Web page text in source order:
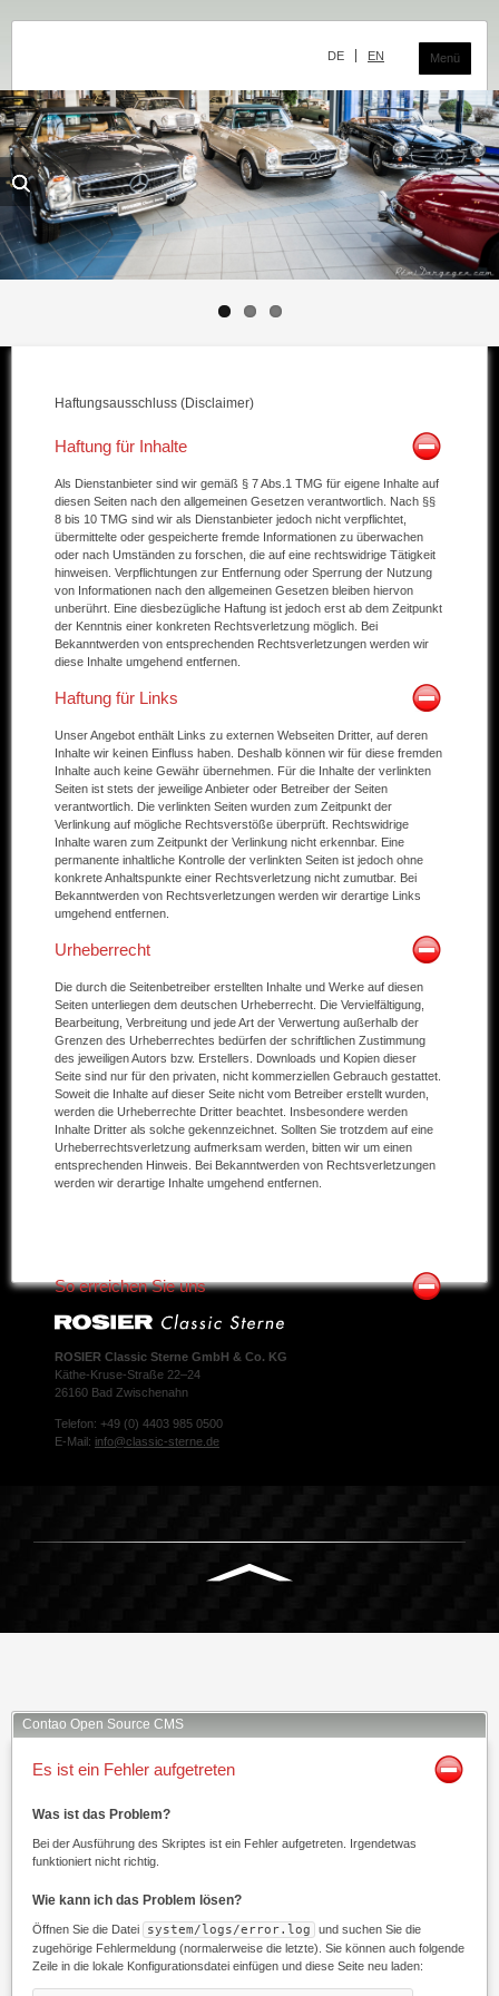
DE EN Menü
Das Classic Center
Geschichte
Die Ausstellung
Die Ausstellung
Fahrzeuge Mercedes
Andere Marken
Verkaufte Fahrzeuge
Kontakt
Impressum
AGB
Haftungsausschluss
Haftungsausschluss (Disclaimer)
Haftung für Inhalte
Als Dienstanbieter sind wir gemäß § 7 Abs.1 TMG für eigene Inhalte auf
diesen Seiten nach den allgemeinen Gesetzen verantwortlich. Nach §§
8 bis 10 TMG sind wir als Dienstanbieter jedoch nicht verpflichtet,
übermittelte oder gespeicherte fremde Informationen zu überwachen
oder nach Umständen zu forschen, die auf eine rechtswidrige Tätigkeit
hinweisen. Verpflichtungen zur Entfernung oder Sperrung der Nutzung
von Informationen nach den allgemeinen Gesetzen bleiben hiervon
unberührt. Eine diesbezügliche Haftung ist jedoch erst ab dem Zeitpunkt
der Kenntnis einer konkreten Rechtsverletzung möglich. Bei
Bekanntwerden von entsprechenden Rechtsverletzungen werden wir
diese Inhalte umgehend entfernen.
Haftung für Links
Unser Angebot enthält Links zu externen Webseiten Dritter, auf deren
Inhalte wir keinen Einfluss haben. Deshalb können wir für diese fremden
Inhalte auch keine Gewähr übernehmen. Für die Inhalte der verlinkten
Seiten ist stets der jeweilige Anbieter oder Betreiber der Seiten
verantwortlich. Die verlinkten Seiten wurden zum Zeitpunkt der
Verlinkung auf mögliche Rechtsverstöße überprüft. Rechtswidrige
Inhalte waren zum Zeitpunkt der Verlinkung nicht erkennbar. Eine
permanente inhaltliche Kontrolle der verlinkten Seiten ist jedoch ohne
konkrete Anhaltspunkte einer Rechtsverletzung nicht zumutbar. Bei
Bekanntwerden von Rechtsverletzungen werden wir derartige Links
umgehend entfernen.
Urheberrecht
Die durch die Seitenbetreiber erstellten Inhalte und Werke auf diesen
Seiten unterliegen dem deutschen Urheberrecht. Die Vervielfältigung,
Bearbeitung, Verbreitung und jede Art der Verwertung außerhalb der
Grenzen des Urheberrechtes bedürfen der schriftlichen Zustimmung
des jeweiligen Autors bzw. Erstellers. Downloads und Kopien dieser
Seite sind nur für den privaten, nicht kommerziellen Gebrauch gestattet.
Soweit die Inhalte auf dieser Seite nicht vom Betreiber erstellt wurden,
werden die Urheberrechte Dritter beachtet. Insbesondere werden
Inhalte Dritter als solche gekennzeichnet. Sollten Sie trotzdem auf eine
Urheberrechtsverletzung aufmerksam werden, bitten wir um einen
entsprechenden Hinweis. Bei Bekanntwerden von Rechtsverletzungen
werden wir derartige Inhalte umgehend entfernen.
So erreichen Sie uns
ROSIER Classic Sterne GmbH & Co. KG
Käthe-Kruse-Straße 22–24
26160 Bad Zwischenahn
Telefon: +49 (0) 4403 985 0500
E-Mail: info@classic-sterne.de
Contao Open Source CMS
Es ist ein Fehler aufgetreten
Was ist das Problem?
Bei der Ausführung des Skriptes ist ein Fehler aufgetreten. Irgendetwas
funktioniert nicht richtig.
Wie kann ich das Problem lösen?
Öffnen Sie die Datei system/logs/error.log
und suchen Sie die
zugehörige Fehlermeldung (normalerweise die letzte). Sie können auch folgende
Zeile in die lokale Konfigurationsdatei einfügen und diese Seite neu laden: